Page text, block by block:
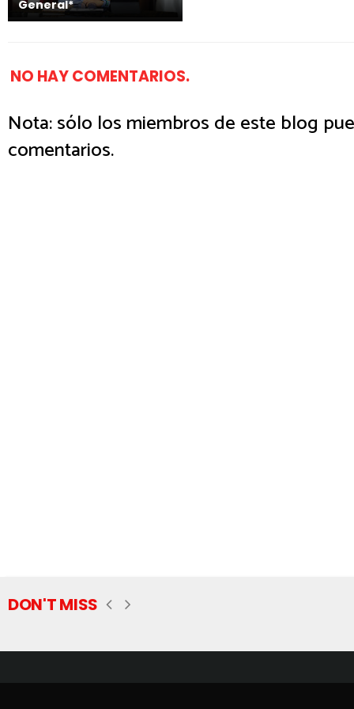
General*
NO HAY COMENTARIOS.
Nota: sólo los miembros de este blog
comentarios.
DON'T MISS